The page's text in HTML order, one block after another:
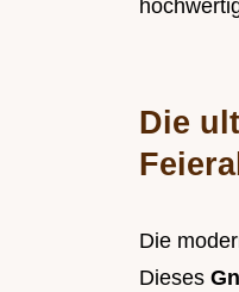
Die
Die
Dieses